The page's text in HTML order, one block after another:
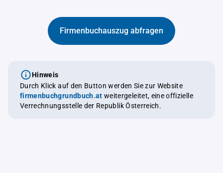
Firmenbuchauszug abfragen
Hinweis
Durch Klick auf den Button werden Sie zur Website
firmenbuchgrundbuch.at weitergeleitet, eine offizielle
Verrechnungsstelle der Republik Österreich.